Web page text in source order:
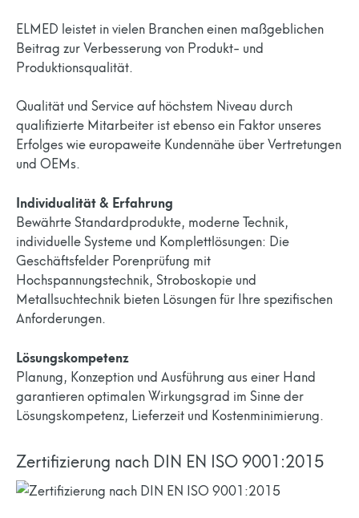
ELMED leistet in vielen Branchen einen maßgeblichen
Beitrag zur Verbesserung von Produkt- und
Produktionsqualität.
Qualität und Service auf höchstem Niveau durch
qualifizierte Mitarbeiter ist ebenso ein Faktor unseres
Erfolges wie europaweite Kundennähe über Vertretungen
und OEMs.
Individualität & Erfahrung
Bewährte Standardprodukte, moderne Technik,
individuelle Systeme und Komplettlösungen: Die
Geschäftsfelder Porenprüfung mit
Hochspannungstechnik, Stroboskopie und
Metallsuchtechnik bieten Lösungen für Ihre spezifischen
Anforderungen.
Lösungskompetenz
Planung, Konzeption und Ausführung aus einer Hand
garantieren optimalen Wirkungsgrad im Sinne der
Lösungskompetenz, Lieferzeit und Kostenminimierung.
Zertifizierung nach DIN EN ISO 9001:2015